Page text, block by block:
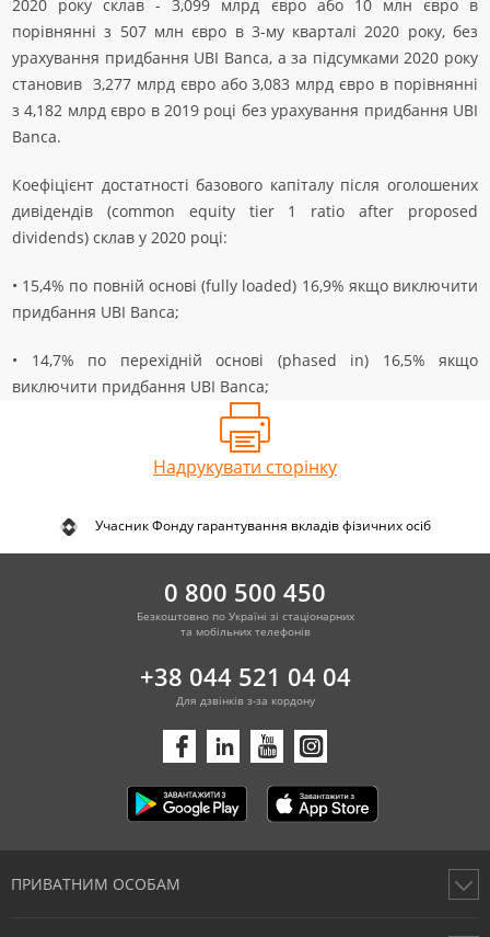
2020 року склав - 3,099 млрд євро або 10 млн євро в
порівнянні з 507 млн євро в 3-му кварталі 2020 року, без
урахування придбання UBI Banca, а за підсумками 2020 року
становив 3,277 млрд євро або 3,083 млрд євро в порівнянні
з 4,182 млрд євро в 2019 році без урахування придбання UBI
Banca.
Коефіцієнт достатності базового капіталу після оголошених
дивідендів (common equity tier 1 ratio after proposed
dividends) склав у 2020 році:
• 15,4% по повній основі (fully loaded) 16,9% якщо виключити
придбання UBI Banca;
• 14,7% по перехідній основі (phased in) 16,5% якщо
виключити придбання UBI Banca;
Надрукувати сторінку
Учасник Фонду гарантування вкладів фізичних осіб
0 800 500 450
Безкоштовно по Україні зі стаціонарних
та мобільних телефонів
+38 044 521 04 04
Для дзвінків з-за кордону
ПРИВАТНИМ ОСОБАМ